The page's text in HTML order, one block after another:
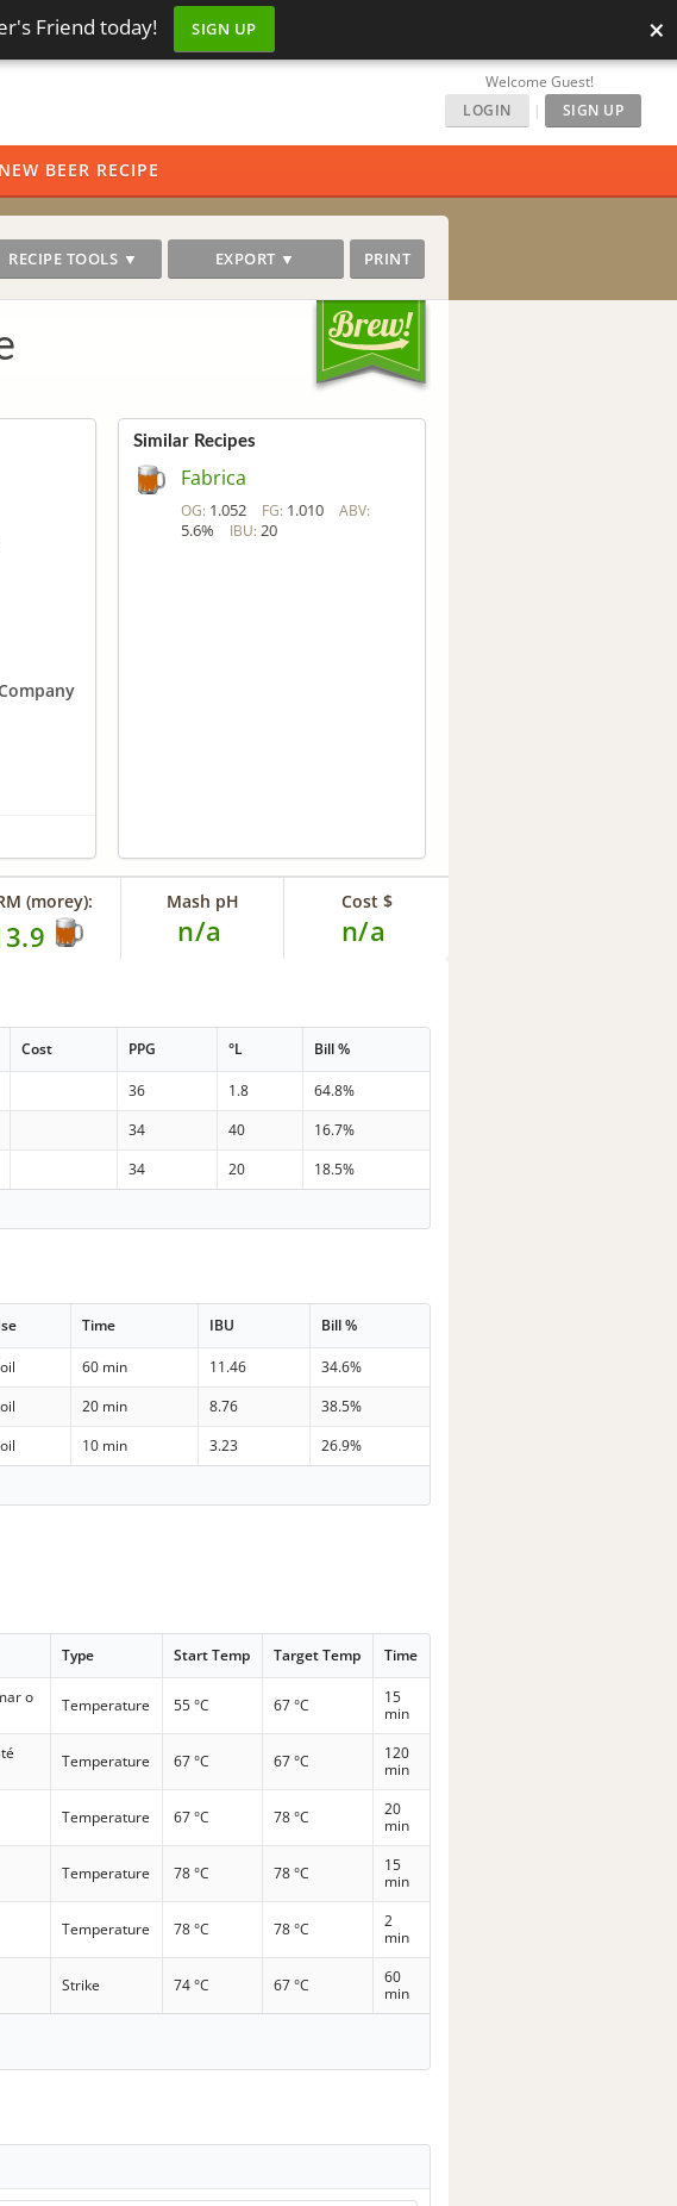
Friend today! SIGN UP ×
Welcome Guest!
LOGIN
| SIGN UP
NEW BEER RECIPE
RECIPE TOOLS ▼ EXPORT ▼ PRINT
Similar Recipes
Fabrica
OG: 1.052 FG: 1.010 ABV:
5.6% IBU: 20
(morey): Mash pH
n/a
Cost $
n/a
Cost PPG °L Bill %
36 1.8
64.8%
34 40
16.7%
34 20
18.5%
Time IBU Bill %
60 min 11.46
34.6%
20 min 8.76
38.5%
10 min 3.23
26.9%
Type Start Temp Target Temp Time
o
Temperature 55 °C 67 °C
15
min
Temperature 67 °C 67 °C
120
min
Temperature 67 °C 78 °C
20
min
Temperature 78 °C 78 °C
15
min
Temperature 78 °C 78 °C
2
min
Strike 74 °C 67 °C
60
min